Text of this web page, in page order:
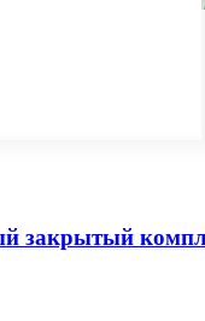
закрытый